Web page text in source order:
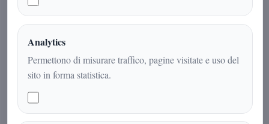
Turno senza scontri diretti al vertice:
oltre a Milan-Sassuolo e Udinese-
Napoli, riflettori su Bologna-Juventus
e Roma-Como per gli equilibri della
classifica.
Analytics
Permettono di misurare traffico, pagine visitate e uso del
sito in forma statistica.